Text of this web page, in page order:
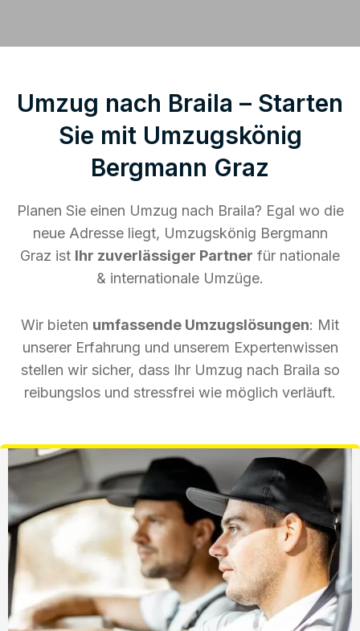
Umzug nach Braila – Starten
Sie mit Umzugskönig
Bergmann Graz
Planen Sie einen Umzug nach Braila? Egal wo die
neue Adresse liegt, Umzugskönig Bergmann
Graz ist Ihr zuverlässiger Partner für nationale
& internationale Umzüge.
Wir bieten umfassende Umzugslösungen: Mit
unserer Erfahrung und unserem Expertenwissen
stellen wir sicher, dass Ihr Umzug nach Braila so
reibungslos und stressfrei wie möglich verläuft.